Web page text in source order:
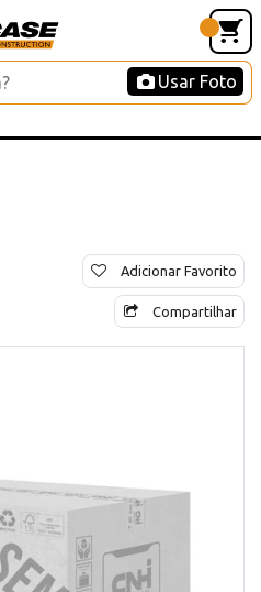
Usar Foto
Adicionar Favorito
Compartilhar